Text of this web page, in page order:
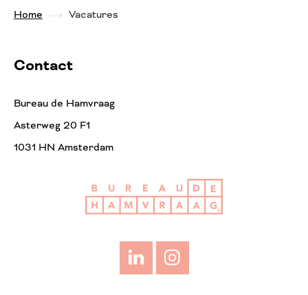
Home Vacatures
Contact
Bureau de Hamvraag
Asterweg 20 F1
1031 HN Amsterdam
LinkedInInstagram